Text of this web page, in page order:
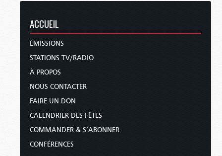
ACCUEIL
ÉMISSIONS
STATIONS TV/RADIO
À PROPOS
NOUS CONTACTER
FAIRE UN DON
CALENDRIER DES FÊTES
COMMANDER & S’ABONNER
CONFÉRENCES